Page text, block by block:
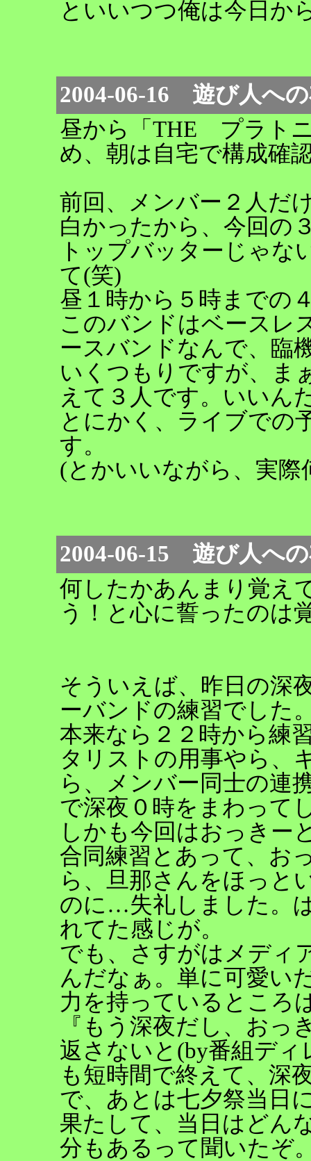
といいつつ俺は今日か
2004-06-16 遊び人へ
昼から「THE プラト
め、朝は自宅で構成確
前回、メンバー２人だ
白かったから、今回の
トップバッターじゃな
て(笑)
昼１時から５時までの
このバンドはベースレ
ースバンドなんで、臨
いくつもりですが、ま
えて３人です。いいん
とにかく、ライブでの
す。
(とかいいながら、実
2004-06-15 遊び人へ
何したかあんまり覚え
う！と心に誓ったのは
そういえば、昨日の深
ーバンドの練習でした
本来なら２２時から練
タリストの用事やら、
ら、メンバー同士の連
で深夜０時をまわって
しかも今回はおっきー
合同練習とあって、お
ら、旦那さんをほっと
のに…失礼しました。
れてた感じが。
でも、さすがはメディ
んだなぁ。単に可愛い
力を持っているところ
『もう深夜だし、おっ
返さないと(by番組デ
も短時間で終えて、深
で、あとは七夕祭当日
果たして、当日はどん
分もあるって聞いたぞ